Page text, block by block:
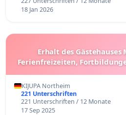
18 Jan 2026
Erhalt des Gästehauses
Ferienfreizeiten,
KIJUPA Northeim
221 Unterschriften
221 Unterschriften / 12 Monate
17 Sep 2025